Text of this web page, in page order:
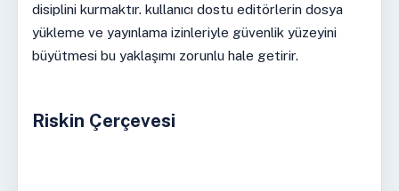
disiplini kurmaktır. kullanıcı dostu editörlerin dosya
yükleme ve yayınlama izinleriyle güvenlik yüzeyini
büyütmesi bu yaklaşımı zorunlu hale getirir.
Riskin Çerçevesi